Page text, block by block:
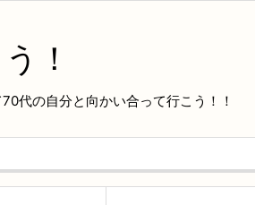
！
代の自分と向かい合って行こう！！